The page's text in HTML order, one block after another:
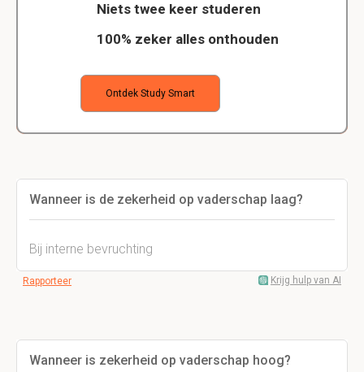
Niets twee keer studeren
100% zeker alles onthouden
Ontdek Study Smart
Wanneer is de zekerheid op vaderschap laag?
Bij interne bevruchting
Rapporteer Krijg hulp van AI
Wanneer is zekerheid op vaderschap hoog?